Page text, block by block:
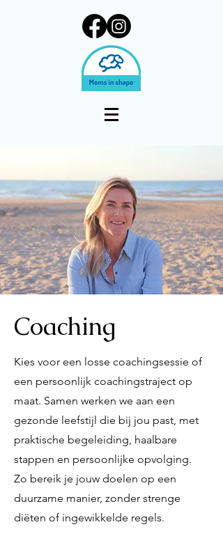
Coaching
Kies voor een losse coachingsessie of
een persoonlijk coachingstraject op
maat. Samen werken we aan een
gezonde leefstijl die bij jou past, met
praktische begeleiding, haalbare
stappen en persoonlijke opvolging.
Zo bereik je jouw doelen op een
duurzame manier, zonder strenge
diëten of ingewikkelde regels.